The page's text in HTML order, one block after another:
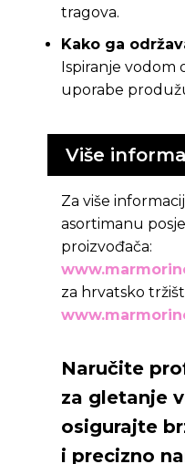
tragova.
Kako ga
Ispiranje vodom
uporabe
Više
Za više
asortimanu
proizvođača:
za hrvatsko
Naručite
za gletanje
osigurajte
i precizno